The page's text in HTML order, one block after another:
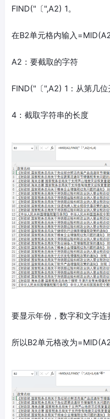
FIND("〔",A2) 1。
在B2单元格内输入
A2：要截取的字符
FIND("〔",A2) 1：从第几位
4：截取字符串的长度
要显示年份，数字和文字连
所以B2单元格改为